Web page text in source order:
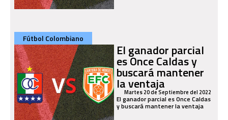
Fútbol Colombiano
El ganador parcial
es Once Caldas y
buscará mantener
la ventaja
Martes 20 de Septiembre del 2022
El ganador parcial es Once Caldas
y buscará mantener la ventaja